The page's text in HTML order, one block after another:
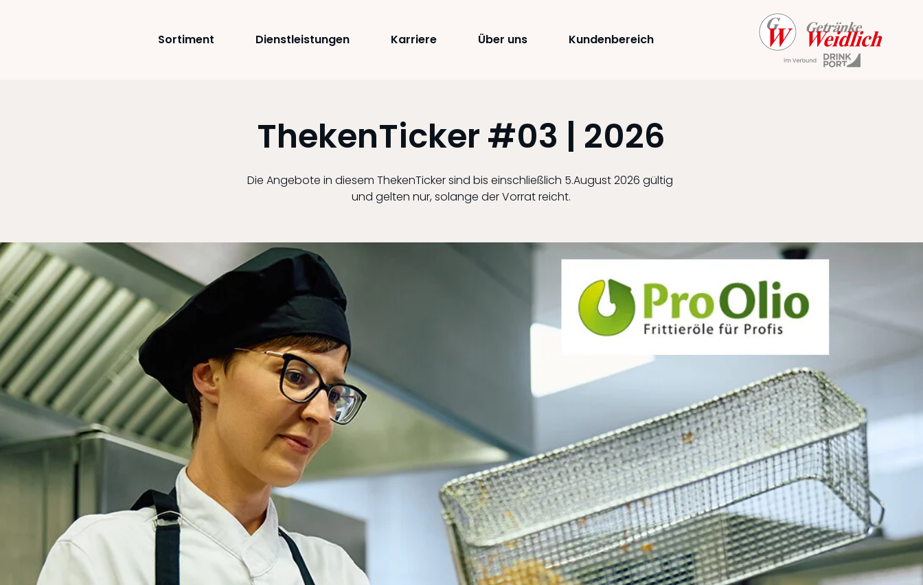
Sortiment Dienstleistungen Karriere Über uns Kundenbereich
ThekenTicker #03 | 2026
Die Angebote in diesem ThekenTicker sind bis einschließlich 5.August 2026 gültig
und gelten nur, solange der Vorrat reicht.